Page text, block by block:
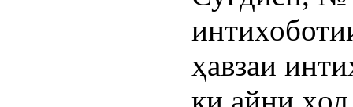
ҳавзаи
ки айни ҳол